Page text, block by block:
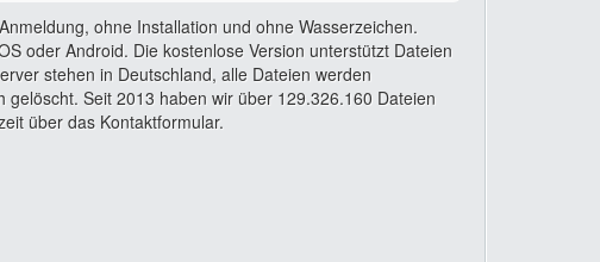
ohne Installation und ohne Wasserzeichen.
oder Android. Die kostenlose Version unterstützt Dateien
stehen in Deutschland, alle Dateien werden
Seit 2013 haben wir über 129.326.160 Dateien
über das Kontaktformular.